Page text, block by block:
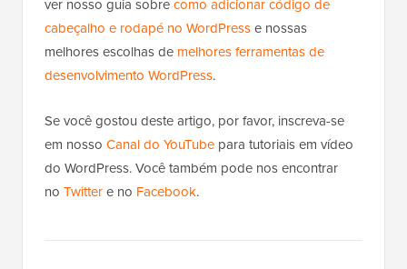
se de clicar no botão ‘Publicar’ para salvar suas
alterações.
Veja como o widget de cabeçalho personalizado fica
aprender como adicionar um widget do WordPress